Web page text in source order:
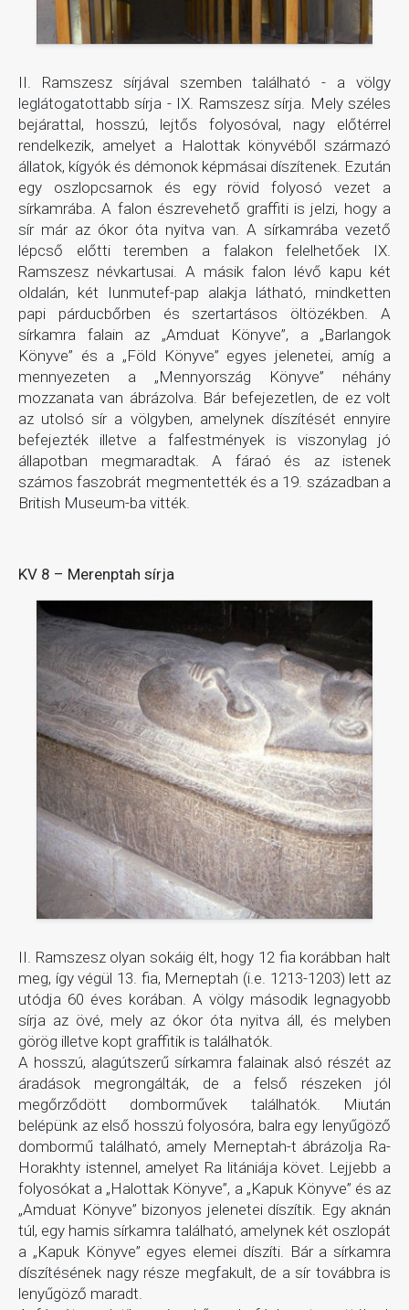
II. Ramszesz sírjával szemben található - a völgy
leglátogatottabb sírja - IX. Ramszesz sírja. Mely széles
bejárattal, hosszú, lejtős folyosóval, nagy előtérrel
rendelkezik, amelyet a Halottak könyvéből származó
állatok, kígyók és démonok képmásai díszítenek. Ezután
egy oszlopcsarnok és egy rövid folyosó vezet a
sírkamrába. A falon észrevehető graffiti is jelzi, hogy a
sír már az ókor óta nyitva van. A sírkamrába vezető
lépcső előtti teremben a falakon felelhetőek IX.
Ramszesz névkartusai. A másik falon lévő kapu két
oldalán, két Iunmutef-pap alakja látható, mindketten
papi párducbőrben és szertartásos öltözékben. A
sírkamra falain az „Amduat Könyve”, a „Barlangok
Könyve” és a „Föld Könyve” egyes jelenetei, amíg a
mennyezeten a „Mennyország Könyve” néhány
mozzanata van ábrázolva. Bár befejezetlen, de ez volt
az utolsó sír a völgyben, amelynek díszítését ennyire
befejezték illetve a falfestmények is viszonylag jó
állapotban megmaradtak. A fáraó és az istenek
számos faszobrát megmentették és a 19. században a
British Museum-ba vitték.
KV 8 – Merenptah sírja
II. Ramszesz olyan sokáig élt, hogy 12 fia korábban halt
meg, így végül 13. fia, Merneptah (i.e. 1213-1203) lett az
utódja 60 éves korában. A völgy második legnagyobb
sírja az övé, mely az ókor óta nyitva áll, és melyben
görög illetve kopt graffitik is találhatók.
A hosszú, alagútszerű sírkamra falainak alsó részét az
áradások megrongálták, de a felső részeken jól
megőrződött domborművek találhatók. Miután
belépünk az első hosszú folyosóra, balra egy lenyűgöző
dombormű található, amely Merneptah-t ábrázolja Ra-
Horakhty istennel, amelyet Ra litániája követ. Lejjebb a
folyosókat a „Halottak Könyve”, a „Kapuk Könyve” és az
„Amduat Könyve” bizonyos jelenetei díszítik. Egy aknán
túl, egy hamis sírkamra található, amelynek két oszlopát
a „Kapuk Könyve” egyes elemei díszíti. Bár a sírkamra
díszítésének nagy része megfakult, de a sír továbbra is
lenyűgöző maradt.